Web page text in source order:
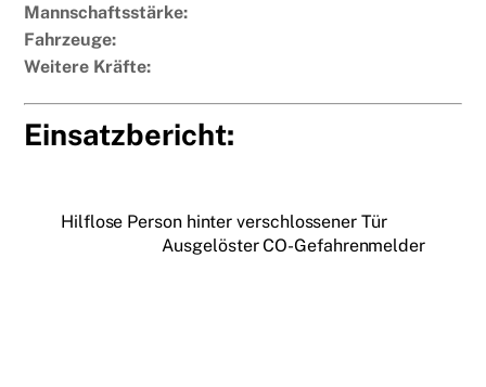
Mannschaftsstärke:
Fahrzeuge:
Weitere Kräfte:
Einsatzbericht:
Hilflose Person hinter verschlossener Tür
Ausgelöster CO-Gefahrenmelder